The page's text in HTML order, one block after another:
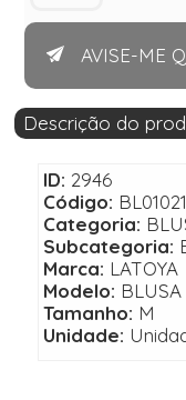
AVISE-ME
Descrição do
ID: 2946
Código:
Categoria:
Subcategoria:
Marca: LATOYA
Modelo:
Tamanho: M
Unidade: